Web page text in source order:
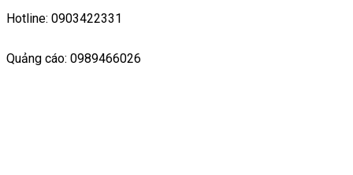
Hotline: 0903422331
Quảng cáo: 0989466026